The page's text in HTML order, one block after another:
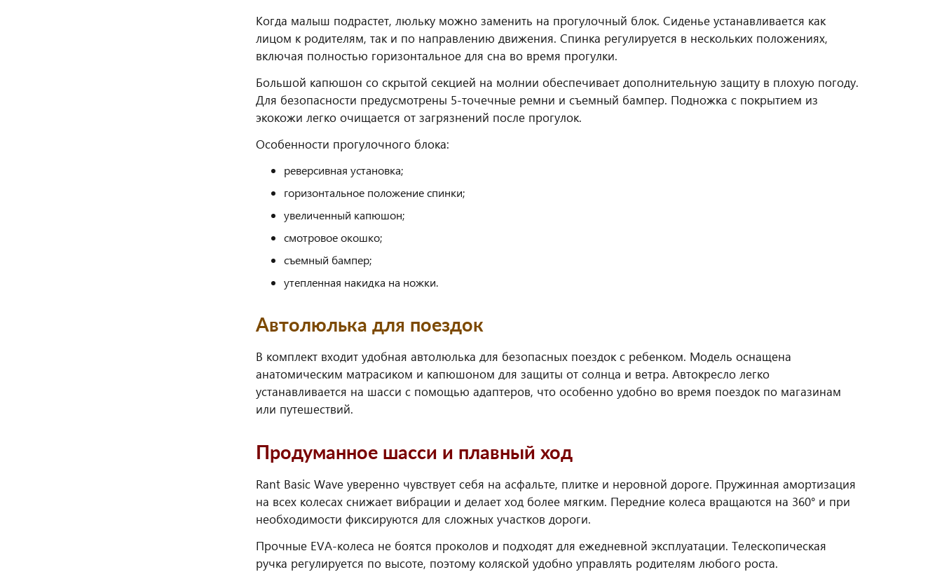
Когда малыш подрастет, люльку можно заменить на прогулочный блок. Сиденье устанавливается как
лицом к родителям, так и по направлению движения. Спинка регулируется в нескольких положениях,
включая полностью горизонтальное для сна во время прогулки.
Большой капюшон со скрытой секцией на молнии обеспечивает дополнительную защиту в плохую погоду.
Для безопасности предусмотрены 5-точечные ремни и съемный бампер. Подножка с покрытием из
экокожи легко очищается от загрязнений после прогулок.
Особенности прогулочного блока:
реверсивная установка;
горизонтальное положение спинки;
увеличенный капюшон;
смотровое окошко;
съемный бампер;
утепленная накидка на ножки.
Автолюлька для поездок
В комплект входит удобная автолюлька для безопасных поездок с ребенком. Модель оснащена
анатомическим матрасиком и капюшоном для защиты от солнца и ветра. Автокресло легко
устанавливается на шасси с помощью адаптеров, что особенно удобно во время поездок по магазинам
или путешествий.
Продуманное шасси и плавный ход
Rant Basic Wave уверенно чувствует себя на асфальте, плитке и неровной дороге. Пружинная амортизация
на всех колесах снижает вибрации и делает ход более мягким. Передние колеса вращаются на 360° и при
необходимости фиксируются для сложных участков дороги.
Прочные EVA-колеса не боятся проколов и подходят для ежедневной эксплуатации. Телескопическая
ручка регулируется по высоте, поэтому коляской удобно управлять родителям любого роста.